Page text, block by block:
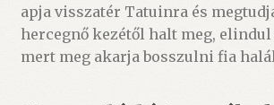
apja visszatér Tatuinra és
hercegnő kezétől halt meg, elindul
mert meg akarja bosszulni fia